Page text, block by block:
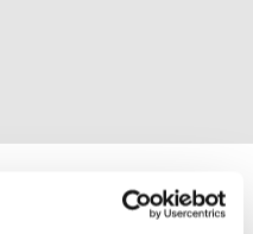
stejně slibně